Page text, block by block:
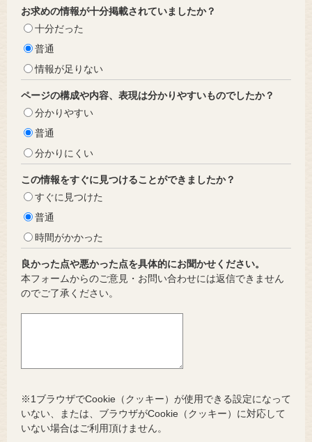
お求めの情報が十分掲載されていましたか？
十分だった
普通
情報が足りない
ページの構成や内容、表現は分かりやすいものでしたか？
分かりやすい
普通
分かりにくい
この情報をすぐに見つけることができましたか？
すぐに見つけた
普通
時間がかかった
良かった点や悪かった点を具体的にお聞かせください。
本フォームからのご意見・お問い合わせには返信できません
のでご了承ください。
※1ブラウザでCookie（クッキー）が使用できる設定になって
いない、または、ブラウザがCookie（クッキー）に対応して
いない場合はご利用頂けません。